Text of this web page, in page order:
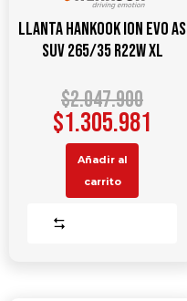
Llanta Hankook ION EVO AS
SUV 265/35 R22W XL
$2.047.900
$1.305.981
Añadir al
carrito